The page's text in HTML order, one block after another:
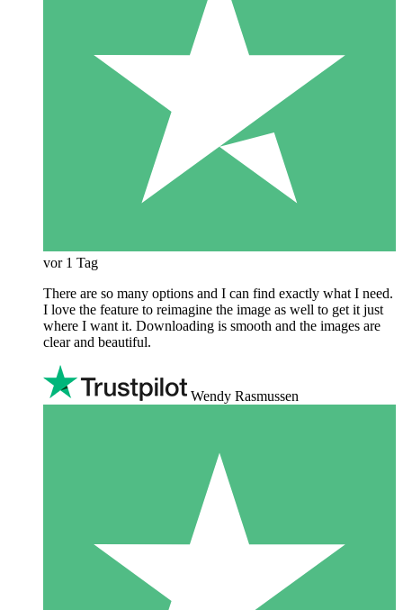
vor 1 Tag
There are so many options and I can find exactly what I need.
I love the feature to reimagine the image as well to get it just
where I want it. Downloading is smooth and the images are
clear and beautiful.
Wendy Rasmussen